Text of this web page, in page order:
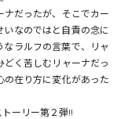
ナだったが、そこでカー
なのではと自責の念に
なラルフの言葉で、リャ
どく苦しむリャーナだっ
の在り方に変化があった
ーリー第２弾!!